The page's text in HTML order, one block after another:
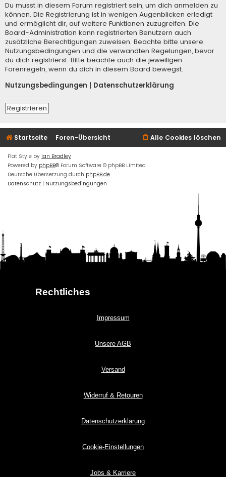
Du musst in diesem Forum registriert sein, um dich anmelden zu
können. Die Registrierung ist in wenigen Augenblicken erledigt
und ermöglicht dir, auf weitere Funktionen zuzugreifen. Die
Board-Administration kann registrierten Benutzern auch
zusätzliche Berechtigungen zuweisen. Beachte bitte unsere
Nutzungsbedingungen und die verwandten Regelungen, bevor
du dich registrierst. Bitte beachte auch die jeweiligen
Forenregeln, wenn du dich in diesem Board bewegst.
Nutzungsbedingungen | Datenschutzerklärung
Registrieren
Startseite Foren-Übersicht Alle Cookies löschen
Flat Style by Ian Bradley
Powered by phpBB® Forum Software © phpBB Limited
Deutsche Übersetzung durch phpBB.de
Datenschutz | Nutzungsbedingungen
Rechtliches
Impressum
Unsere AGB
Versand
Widerruf & Retouren
Datenschutzerklärung
Cookie-Einstellungen
Jobs & Karriere